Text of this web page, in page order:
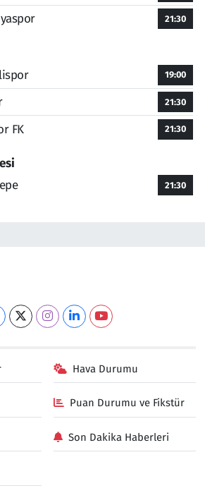
21:30
19:00
21:30
FK 21:30
21:30
Hava Durumu
Puan Durumu ve Fikstür
Son Dakika Haberleri